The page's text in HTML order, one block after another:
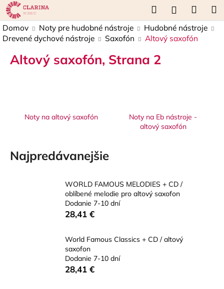
Prejsť
na
obsah
Hľadať
košík
Domov Noty pre hudobné nástroje
Hudobné nástroje
Drevené dychové nástroje
Saxofón Altový saxofón
Altový saxofón, Strana 2
Noty na altový saxofón
Noty na Eb nástroje -
altový saxofón
Najpredávanejšie
WORLD FAMOUS MELODIES + CD /
oblíbené melodie pro altový saxofon
Dodanie 7-10 dní
28,41 €
World Famous Classics + CD / altový
saxofon
Dodanie 7-10 dní
28,41 €
K
o
š
Späť
Späť
Č
o
u